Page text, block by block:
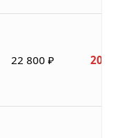
22 800 ₽ 20